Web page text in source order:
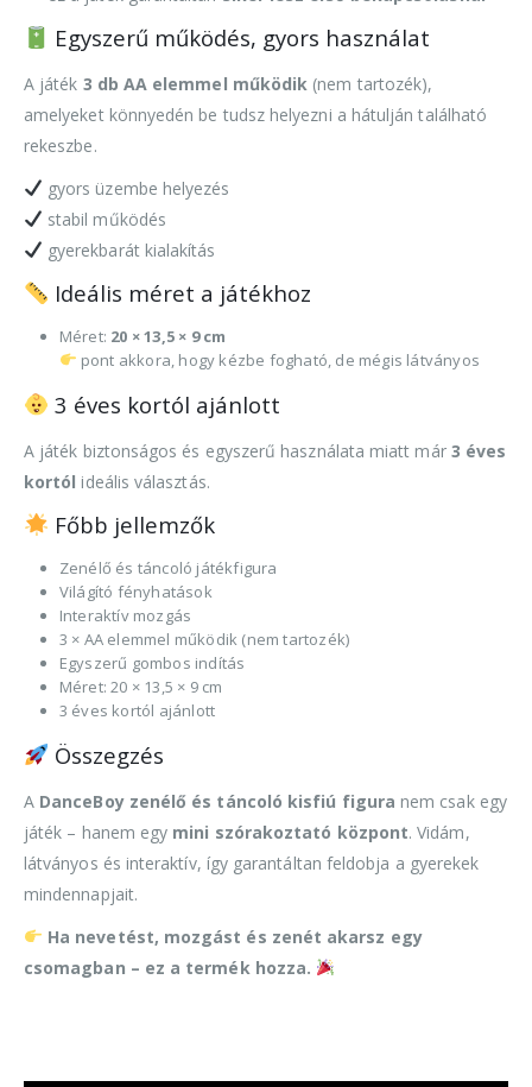
Egyszerű működés, gyors használat
A játék 3 db AA elemmel működik (nem tartozék),
amelyeket könnyedén be tudsz helyezni a hátulján található
rekeszbe.
gyors üzembe helyezés
stabil működés
gyerekbarát kialakítás
Ideális méret a játékhoz
Méret: 20 × 13,5 × 9 cm
pont akkora, hogy kézbe fogható, de mégis látványos
3 éves kortól ajánlott
A játék biztonságos és egyszerű használata miatt már 3 éves
kortól ideális választás.
Főbb jellemzők
Zenélő és táncoló játékfigura
Világító fényhatások
Interaktív mozgás
3 × AA elemmel működik (nem tartozék)
Egyszerű gombos indítás
Méret: 20 × 13,5 × 9 cm
3 éves kortól ajánlott
Összegzés
A DanceBoy zenélő és táncoló kisfiú figura nem csak egy
játék – hanem egy mini szórakoztató központ. Vidám,
látványos és interaktív, így garantáltan feldobja a gyerekek
mindennapjait.
Ha nevetést, mozgást és zenét akarsz egy
csomagban – ez a termék hozza.